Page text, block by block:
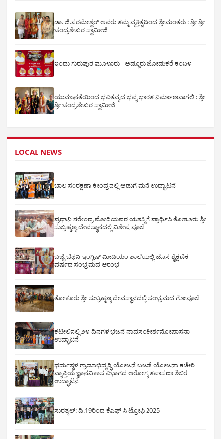
ಡಾ. ಜಿ.ಪರಮೇಶ್ವರ್ ಅವರು ತಮ್ಮ ವ್ಯಕ್ತಿತ್ವದಿಂದ ಶ್ರೀಮಂತರು : ಶ್ರೀ ಶ್ರೀ
ಚಂದ್ರಶೇಖರ ಸ್ವಾಮೀಜಿ
ಇಂದು ಗುರುಪುರ ಮೂಳೂರು - ಅಡ್ಡೂರು ಜೋಡುಕರೆ ಕಂಬಳ
ಯುವಜನತೆಯಿಂದ ಭವಿತವ್ಯದ ಭವ್ಯ ಭಾರತ ನಿರ್ಮಾಣವಾಗಲಿ : ಶ್ರೀ
ಶ್ರೀ ಚಂದ್ರಶೇಖರ ಸ್ವಾಮೀಜಿ
LOCAL NEWS
ಬಾಲ ಸಂರಕ್ಷಣಾ ಕೇಂದ್ರದಲ್ಲಿ ಅಡುಗೆ ಮನೆ ಉದ್ಘಾಟನೆ
ಪ್ರಧಾನಿ ನರೇಂದ್ರ ಮೋದಿಯವರ ಯಶಸ್ಸಿಗೆ ಪ್ರಾರ್ಥಿಸಿ ತೋಕೂರು ಶ್ರೀ
ಸುಬ್ರಹ್ಮಣ್ಯ ದೇವಸ್ಥಾನದಲ್ಲಿ ವಿಶೇಷ ಪೂಜೆ
ಬಜ್ಪೆ ಬೆಥನಿ ಇಂಗ್ಲಿಷ್ ಮೀಡಿಯಂ ಶಾಲೆಯಲ್ಲಿ ಹೊಸ ಶೈಕ್ಷಣಿಕ
ವರ್ಷದ ಸಂಭ್ರಮದ ಆರಂಭ
ತೋಕೂರು ಶ್ರೀ ಸುಬ್ರಹ್ಮಣ್ಯ ದೇವಸ್ಥಾನದಲ್ಲಿ ಸಂಭ್ರಮದ ಗೋಪೂಜೆ
ಕಟೀಲಿನಲ್ಲಿ ೨೪ ದಿನಗಳ ಭಜನೆ ನಾದಸಂಕೀರ್ತನೋಪಾಸನಾ
ಉದ್ಘಾಟನೆ
ಧರ್ಮಸ್ಥಳ ಗ್ರಾಮಾಭಿವೃದ್ಧಿ ಯೋಜನೆ ಬಜಪೆ ಯೋಜನಾ ಕಚೇರಿ
ವ್ಯಾಪ್ತಿಯ ಜ್ಞಾನವಿಕಾಸ ವಿಭಾಗದ ಆರೋಗ್ಯ ತಪಾಸಣಾ ಶಿಬಿರ
ಉದ್ಘಾಟನೆ
ಸುರತ್ಕಲ್: ಡಿ‌.19ರಿಂದ ಕೆಎಫ್ ಸಿ ಟ್ರೋಫಿ 2025